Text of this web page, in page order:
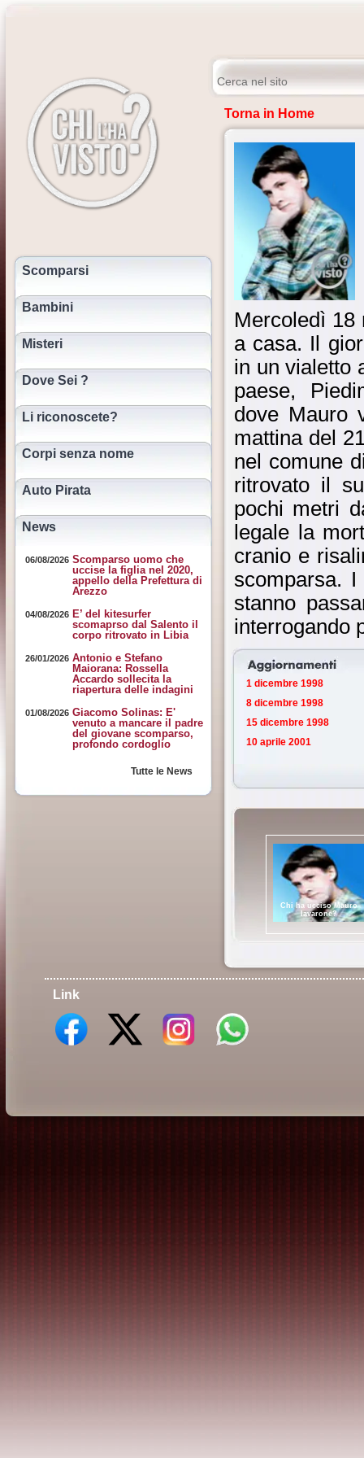
Scomparsi
Bambini
Misteri
Dove Sei ?
Li riconoscete?
Corpi senza nome
Auto Pirata
News
06/08/2026 Scomparso uomo che
uccise la figlia nel 2020,
appello della Prefettura di
Arezzo
04/08/2026 E’ del kitesurfer
scomaprso dal Salento il
corpo ritrovato in Libia
26/01/2026 Antonio e Stefano
Maiorana: Rossella
Accardo sollecita la
riapertura delle indagini
01/08/2026 Giacomo Solinas: E'
venuto a mancare il padre
del giovane scomparso,
profondo cordoglio
Tutte le News
Torna in Home
Mercoledì 18
a casa. Il
in un vialetto
paese,
dove Mauro
mattina del
nel comune
ritrovato il
pochi metri
legale la
cranio e
scomparsa.
stanno
interrogando
1 dicembre 1998
8 dicembre 1998
15 dicembre 1998
10 aprile 2001
Chi ha ucciso Mauro
Iavarone?
Link